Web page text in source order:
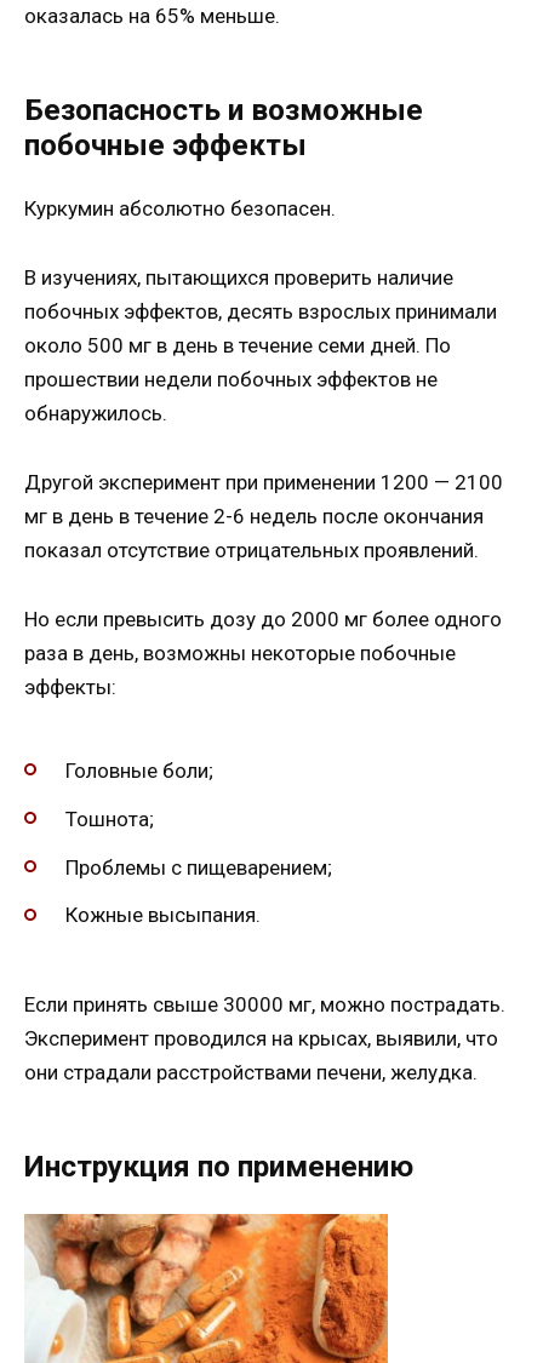
оказалась на 65% меньше.
Безопасность и возможные
побочные эффекты
Куркумин абсолютно безопасен.
В изучениях, пытающихся проверить наличие
побочных эффектов, десять взрослых принимали
около 500 мг в день в течение семи дней. По
прошествии недели побочных эффектов не
обнаружилось.
Другой эксперимент при применении 1200 — 2100
мг в день в течение 2-6 недель после окончания
показал отсутствие отрицательных проявлений.
Но если превысить дозу до 2000 мг более одного
раза в день, возможны некоторые побочные
эффекты:
Головные боли;
Тошнота;
Проблемы с пищеварением;
Кожные высыпания.
Если принять свыше 30000 мг, можно пострадать.
Эксперимент проводился на крысах, выявили, что
они страдали расстройствами печени, желудка.
Инструкция по применению